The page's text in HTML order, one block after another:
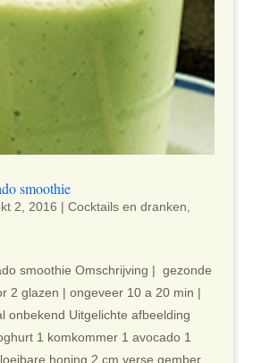
smoothie
2, 2016 | Cocktails en dranken
smoothie Omschrijving | gezonde
2 glazen | ongeveer 10 a 20 min |
onbekend Uitgelichte afbeelding
1 komkommer 1 avocado 1
honing 2 cm verse gember...